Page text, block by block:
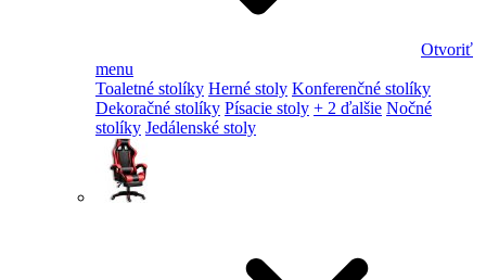
Otvoriť
menu
Toaletné stolíky Herné stoly Konferenčné stolíky
Dekoračné stolíky Písacie stoly + 2 ďalšie Nočné
stolíky Jedálenské stoly